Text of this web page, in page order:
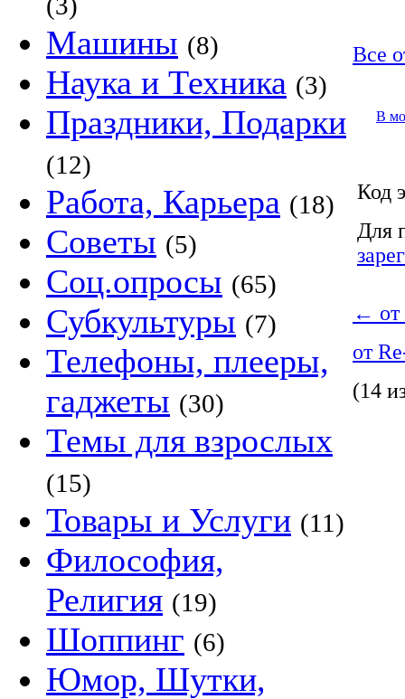
Машины (8)
Наука и Техника (3)
Праздники, Подарки
(12)
Работа, Карьера (18)
Советы (5)
Соц.опросы (65)
Субкультуры (7)
Телефоны, плееры,
гаджеты (30)
Темы для взрослых
(15)
Товары и Услуги (11)
Философия,
Религия (19)
Шоппинг (6)
Юмор, Шутки,
Все
В
Код
Для
←
от
(14